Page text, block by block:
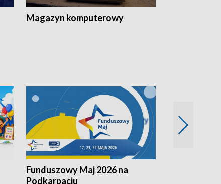
Magazyn komputerowy
Funduszowy Maj 2026 na
Podkarpaciu